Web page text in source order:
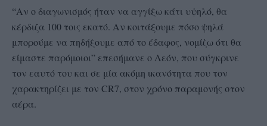
“Αν ο διαγωνισμός ήταν να αγγίξω κάτι υψηλό, θα
κέρδιζα 100 τοις εκατό. Αν κοιτάξουμε πόσο ψηλά
μπορούμε να πηδήξουμε από το έδαφος, νομίζω ότι θα
είμαστε παρόμοιοι” επεσήμανε ο Λεόν, που σύγκρινε
τον εαυτό του και σε μία ακόμη ικανότητα που τον
χαρακτηρίζει με τον CR7, στον χρόνο παραμονής στον
αέρα.